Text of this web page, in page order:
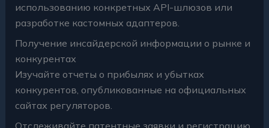
использованию конкретных API-шлюзов или
разработке кастомных адаптеров.
Получение инсайдерской информации о рынке и
конкурентах
Изучайте отчеты о прибылях и убытках
конкурентов, опубликованные на официальных
сайтах регуляторов.
Отслеживайте патентные заявки и регистрацию